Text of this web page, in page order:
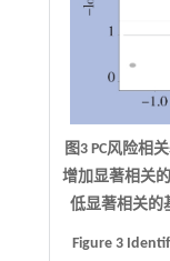
图3 PC风险相
增加显著相关
低显著相关的
Figure 3